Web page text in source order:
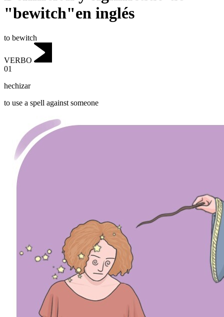
"bewitch"en inglés
to bewitch
VERBO
01
hechizar
to use a spell against someone